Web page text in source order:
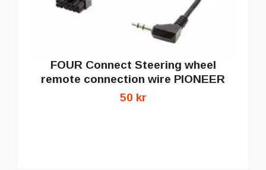
FOUR Connect Steering wheel
remote connection wire PIONEER
50 kr